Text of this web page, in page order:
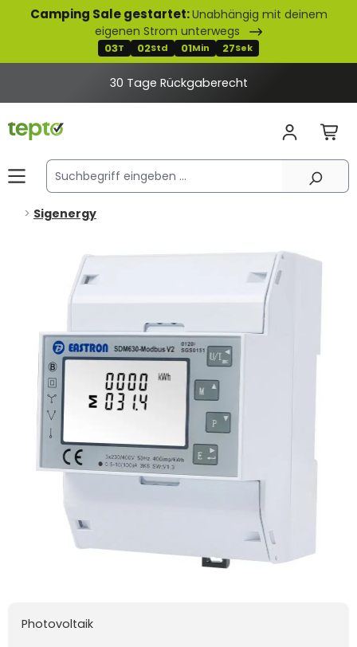
springen
Camping Sale gestartet:Unabhängig mit deinem
eigenen Strom unterwegs
03T 02Std 01Min 27Sek
30 Tage Rückgaberecht
Sigenergy
Photovoltaik